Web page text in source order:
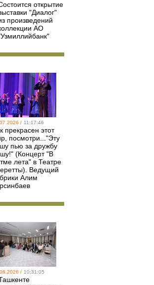
открытие
"Диалог"
произведений
АО
/ 11:17:46
прекрасен этот
посмотри..."Эту
пью за дружбу
(Концерт "В
лета" в Театре
Ведущий
Алим
/ 10:31:05